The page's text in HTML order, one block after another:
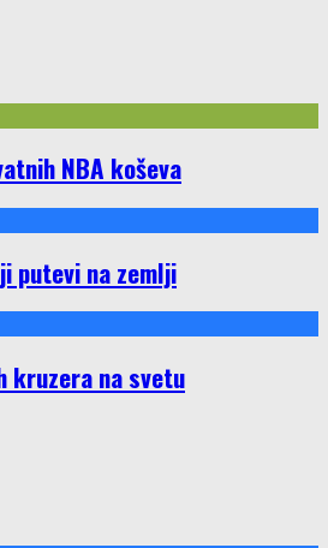
NBA koševa
putevi na zemlji
kruzera na svetu